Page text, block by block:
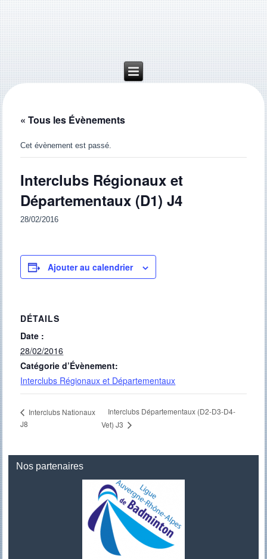
« Tous les Évènements
Cet évènement est passé.
Interclubs Régionaux et
Départementaux (D1) J4
28/02/2016
Ajouter au calendrier
DÉTAILS
Date :
28/02/2016
Catégorie d’Évènement:
Interclubs Régionaux et Départementaux
Interclubs Nationaux
J8
Interclubs Départementaux (D2-D3-D4-
Vet) J3
Nos partenaires